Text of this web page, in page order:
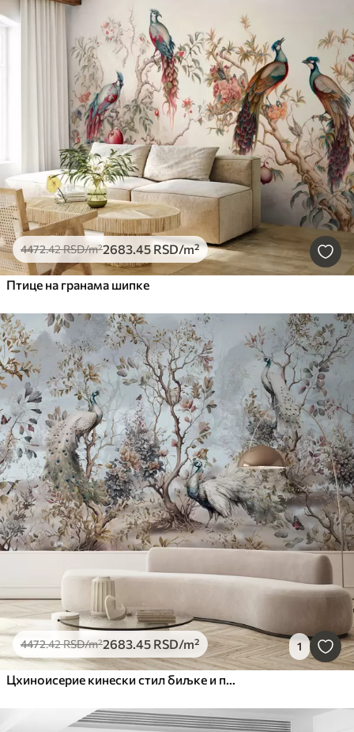
4472.42RSD/m²2683.45 RSD/m²
Птице на гранама шипке
4472.42RSD/m²2683.45 RSD/m² 1
Цхиноисерие кинески стил биљке и паун